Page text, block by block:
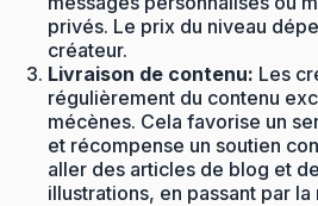
privés. Le prix du niveau
créateur.
Livraison de contenu: Les
régulièrement du contenu
mécènes. Cela favorise un
et récompense un soutien
aller des articles de blog et
illustrations, en passant par